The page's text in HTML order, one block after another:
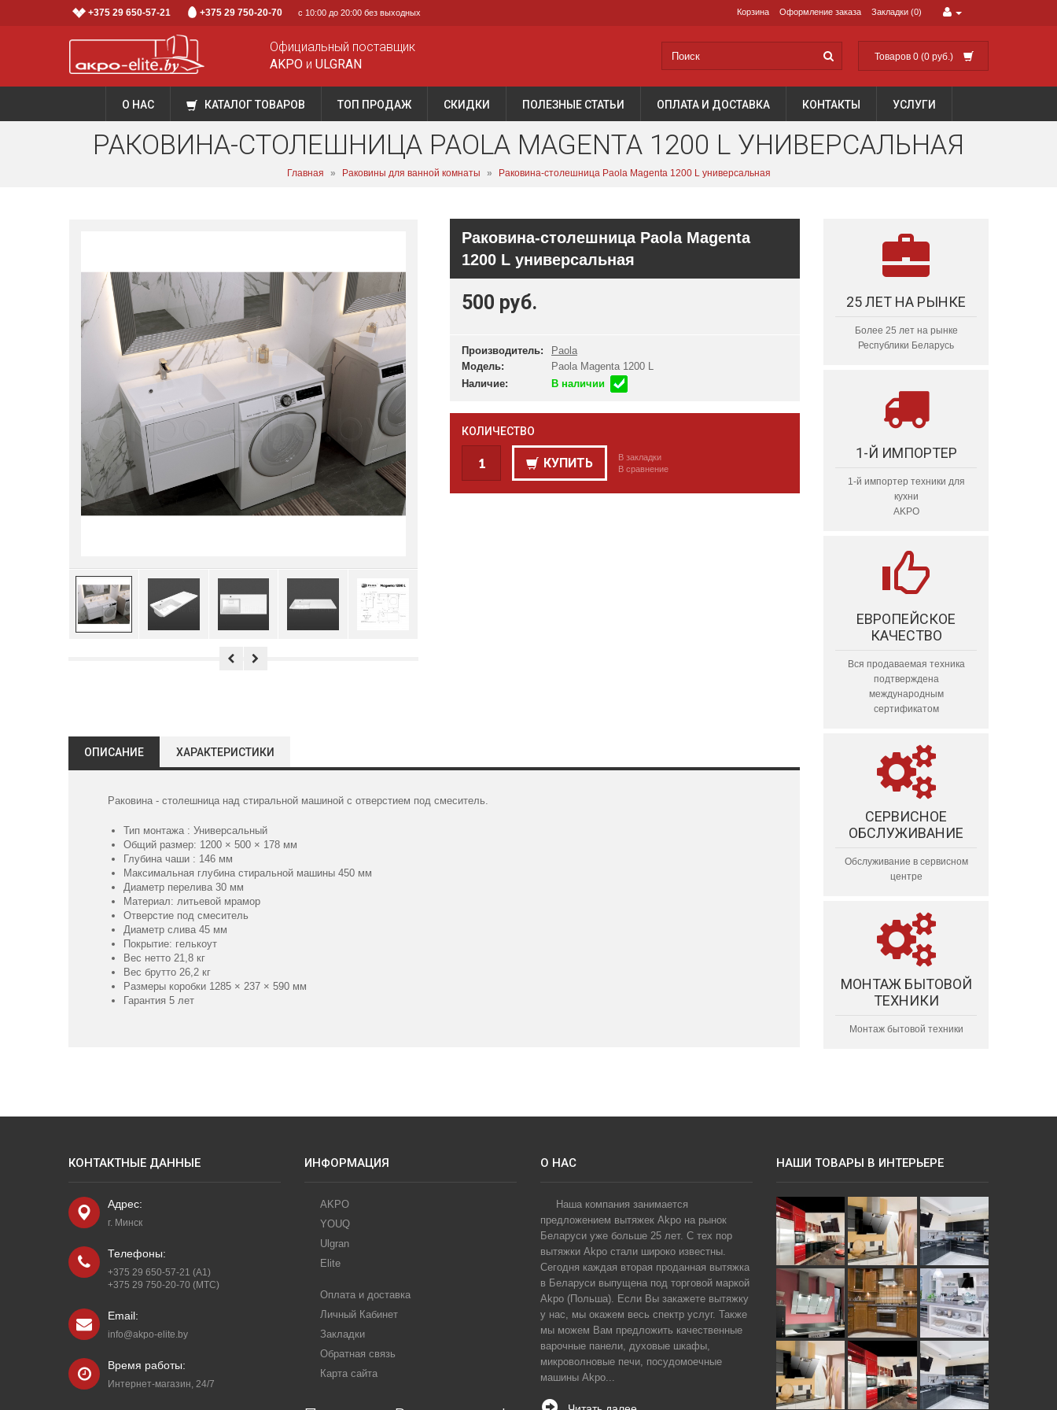
+375 29 650-57-21 +375 29 750-20-70 с 10:00 до 20:00 без выходных Корзина Оформление заказа Закладки (0)
Официальный поставщик
AKPO и ULGRAN
Товаров 0 (0 руб.)
О НАС КАТАЛОГ ТОВАРОВ ТОП ПРОДАЖ СКИДКИ ПОЛЕЗНЫЕ СТАТЬИ ОПЛАТА И ДОСТАВКА КОНТАКТЫ УСЛУГИ
РАКОВИНА-СТОЛЕШНИЦА PAOLA MAGENTA 1200 L УНИВЕРСАЛЬНАЯ
Главная » Раковины для ванной комнаты » Раковина-столешница Paola Magenta 1200 L универсальная
Раковина-столешница Paola Magenta
1200 L универсальная
500 руб.
Производитель:
Paola
Модель:
Paola Magenta 1200 L
Наличие:
В наличии
КОЛИЧЕСТВО
КУПИТЬ
В закладки
В сравнение
ОПИСАНИЕ ХАРАКТЕРИСТИКИ
Раковина - столешница над стиральной машиной с отверстием под смеситель.
Тип монтажа : Универсальный
Общий размер: 1200 × 500 × 178 мм
Глубина чаши : 146 мм
Максимальная глубина стиральной машины 450 мм
Диаметр перелива 30 мм
Материал: литьевой мрамор
Отверстие под смеситель
Диаметр слива 45 мм
Покрытие: гелькоут
Вес нетто 21,8 кг
Вес брутто 26,2 кг
Размеры коробки 1285 × 237 × 590 мм
Гарантия 5 лет
25 ЛЕТ НА РЫНКЕ
Более 25 лет на рынке
Республики Беларусь
1-Й ИМПОРТЕР
1-й импортер техники для
кухни
AKPO
ЕВРОПЕЙСКОЕ
КАЧЕСТВО
Вся продаваемая техника
подтверждена
международным
сертификатом
СЕРВИСНОЕ
ОБСЛУЖИВАНИЕ
Обслуживание в сервисном
центре
МОНТАЖ БЫТОВОЙ
ТЕХНИКИ
Монтаж бытовой техники
КОНТАКТНЫЕ ДАННЫЕ
Адрес:
г. Минск
Телефоны:
+375 29 650-57-21 (A1)
+375 29 750-20-70 (МТС)
Email:
info@akpo-elite.by
Время работы:
Интернет-магазин, 24/7
ИНФОРМАЦИЯ
AKPO
YOUQ
Ulgran
Elite
Оплата и доставка
Личный Кабинет
Закладки
Обратная связь
Карта сайта
О НАС
Наша компания занимается
предложением вытяжек Akpo на рынок
Беларуси уже больше 25 лет. С тех пор
вытяжки Akpo стали широко известны.
Сегодня каждая вторая проданная вытяжка
в Беларуси выпущена под торговой маркой
Akpo (Польша). Если Вы закажете вытяжку
у нас, мы окажем весь спектр услуг. Также
мы можем Вам предложить качественные
варочные панели, духовые шкафы,
микроволновые печи, посудомоечные
машины Akpo...
НАШИ ТОВАРЫ В ИНТЕРЬЕРЕ